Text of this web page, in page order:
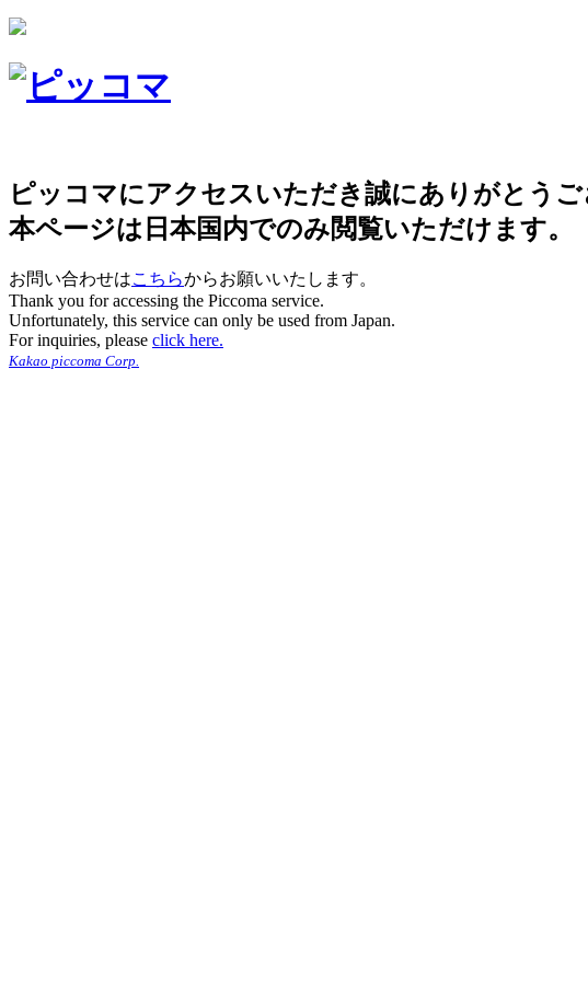
ピッコマにアクセスいただき誠にありがとうご
本ページは日本国内でのみ閲覧いただけます。
お問い合わせはこちらからお願いいたします。
Thank you for accessing the Piccoma service.
Unfortunately, this service can only be used from Japan.
For inquiries, please click here.
Kakao piccoma Corp.